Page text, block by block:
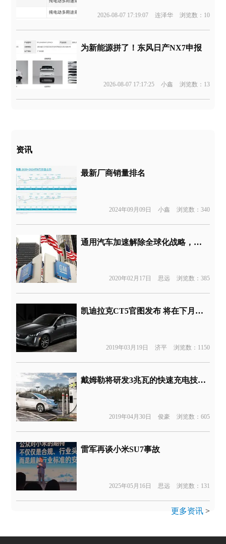
2026-08-07 17:19:07 连泽华 浏览数：10
为新能源拼了！东风日产NX7申报
2026-08-07 17:17:25 小鑫 浏览数：13
资讯
最新厂商销量排名
2024年09月09日 小鑫 浏览数：340
通用汽车加速解除全球化战略，再宣布退出三个市场
2020年02月17日 思远 浏览数：385
凯迪拉克CT5官图发布 将在下月纽约车展展出
2019年03月19日 济平 浏览数：1150
戴姆勒将研发3兆瓦的快速充电技术并投入商用车辆
2019年04月30日 俊豪 浏览数：605
雷军再谈小米SU7事故
2025年05月16日 思远 浏览数：131
更多资讯>